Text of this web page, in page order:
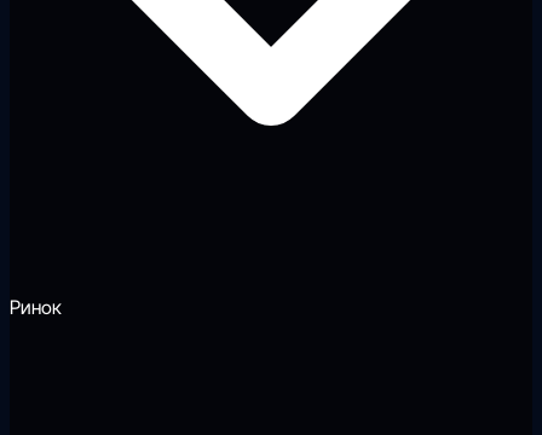
Ринок